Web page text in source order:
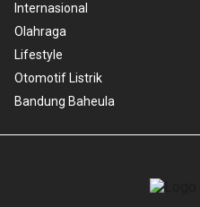
Internasional
Olahraga
Lifestyle
Otomotif Listrik
Bandung Baheula